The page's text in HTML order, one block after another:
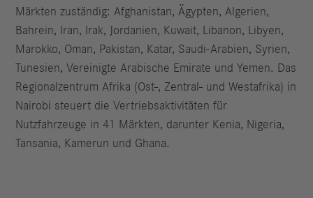
Märkten zuständig: Afghanistan, Ägypten, Algerien,
Bahrein, Iran, Irak, Jordanien, Kuwait, Libanon, Libyen,
Marokko, Oman, Pakistan, Katar, Saudi-Arabien, Syrien,
Tunesien, Vereinigte Arabische Emirate und Yemen. Das
Regionalzentrum Afrika (Ost-, Zentral- und Westafrika) in
Nairobi steuert die Vertriebsaktivitäten für
Nutzfahrzeuge in 41 Märkten, darunter Kenia, Nigeria,
Tansania, Kamerun und Ghana.